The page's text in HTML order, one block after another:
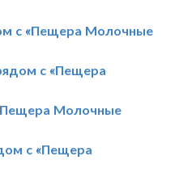
с «Пещера Молочные
с «Пещера
Молочные
с «Пещера